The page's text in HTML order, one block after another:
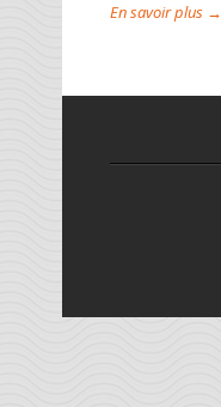
En savoir plus →